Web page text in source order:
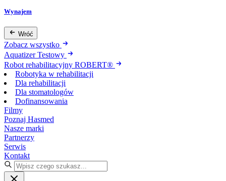
Wynajem
Wróć
Zobacz wszystko
Aquatizer Testowy
Robot rehabilitacyjny ROBERT®
Robotyka w rehabilitacji
Dla rehabilitacji
Dla stomatologów
Dofinansowania
Filmy
Poznaj Hasmed
Nasze marki
Partnerzy
Serwis
Kontakt